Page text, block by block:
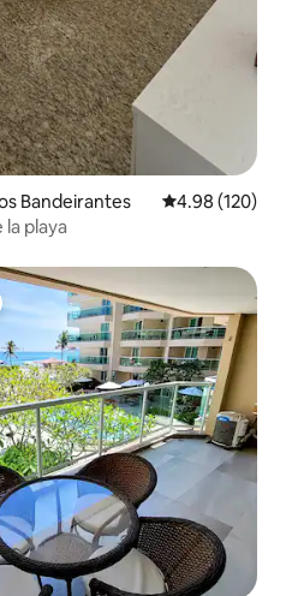
Bandeirantes Calificación
4.98 (120)
la playa